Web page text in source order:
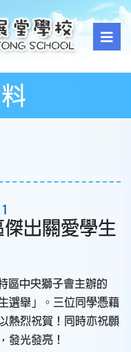
出關愛學生
區中央獅子會主辦的
選舉」。三位同學憑藉
熱烈祝賀！同時亦祝願
發光發亮！